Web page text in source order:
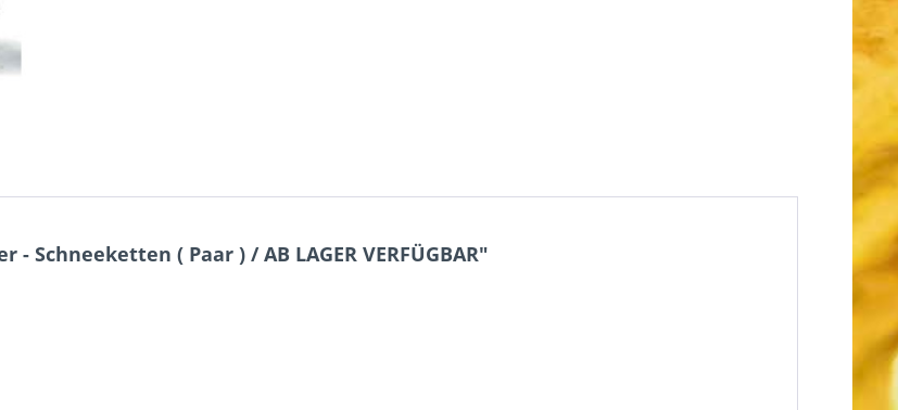
( Paar ) / AB LAGER VERFÜGBAR"